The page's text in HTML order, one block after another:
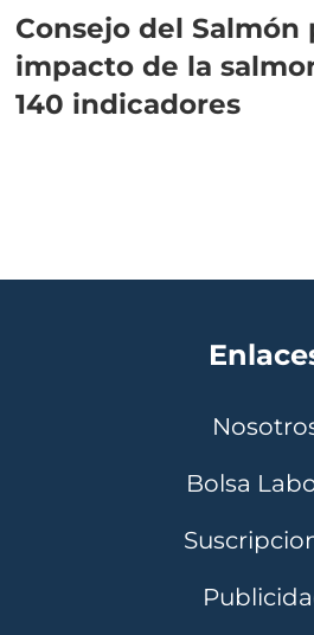
Consejo del Salmón
impacto de la
140 indicadores
Bolsa